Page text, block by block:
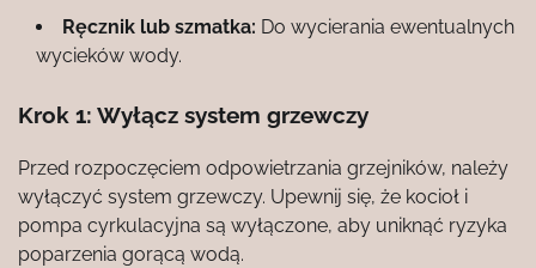
Ręcznik lub szmatka: Do wycierania ewentualnych
wycieków wody.
Krok 1: Wyłącz system grzewczy
Przed rozpoczęciem odpowietrzania grzejników, należy
wyłączyć system grzewczy. Upewnij się, że kocioł i
pompa cyrkulacyjna są wyłączone, aby uniknąć ryzyka
poparzenia gorącą wodą.